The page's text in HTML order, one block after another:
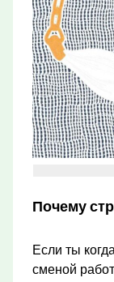
Почему
Если ты
сменой